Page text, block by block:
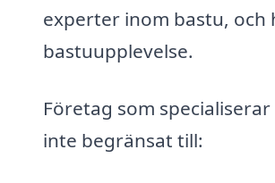
experter inom bastu, och
bastuupplevelse.
Företag som
inte begränsat till: